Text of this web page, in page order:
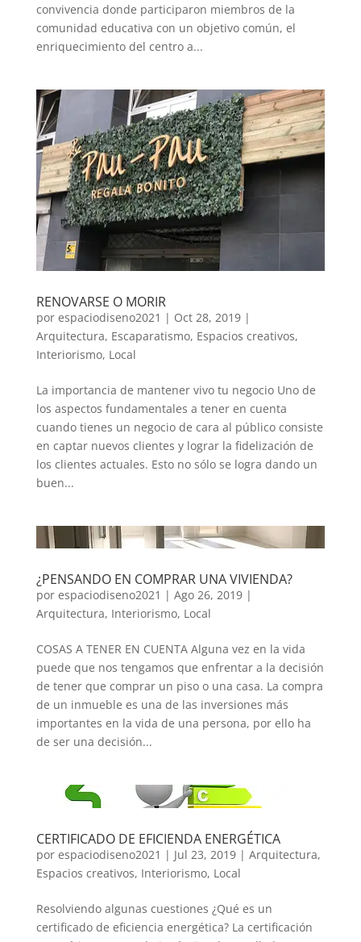
convivencia donde participaron miembros de la
comunidad educativa con un objetivo común, el
enriquecimiento del centro a...
RENOVARSE O MORIR
por espaciodiseno2021 | Oct 28, 2019|
Arquitectura, Escaparatismo, Espacios creativos,
Interiorismo, Local
La importancia de mantener vivo tu negocio Uno de
los aspectos fundamentales a tener en cuenta
cuando tienes un negocio de cara al público consiste
en captar nuevos clientes y lograr la fidelización de
los clientes actuales. Esto no sólo se logra dando un
buen...
¿PENSANDO EN COMPRAR UNA VIVIENDA?
por espaciodiseno2021 | Ago 26, 2019|
Arquitectura, Interiorismo, Local
COSAS A TENER EN CUENTA Alguna vez en la vida
puede que nos tengamos que enfrentar a la decisión
de tener que comprar un piso o una casa. La compra
de un inmueble es una de las inversiones más
importantes en la vida de una persona, por ello ha
de ser una decisión...
CERTIFICADO DE EFICIENDA ENERGÉTICA
por espaciodiseno2021 | Jul 23, 2019| Arquitectura,
Espacios creativos, Interiorismo, Local
Resolviendo algunas cuestiones ¿Qué es un
certificado de eficiencia energética? La certificación